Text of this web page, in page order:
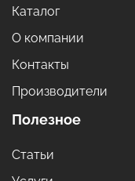
Каталог
О компании
Контакты
Производители
Полезное
Статьи